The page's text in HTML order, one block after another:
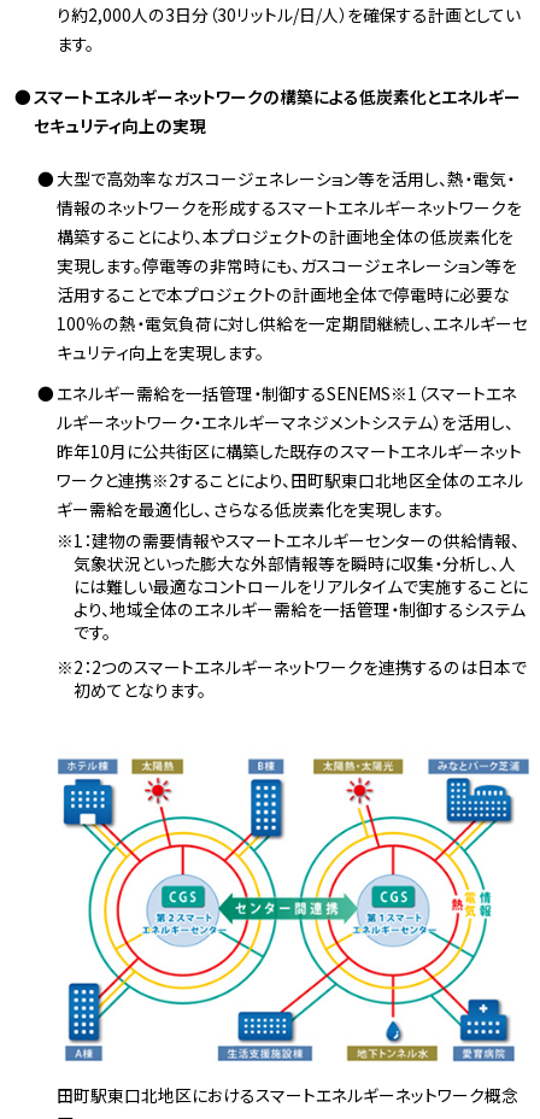
り約2,000人の3日分（30リットル/日/人）を確保する計画としてい
ます。
スマートエネルギーネットワークの構築による低炭素化とエネルギー
セキュリティ向上の実現
大型で高効率なガスコージェネレーション等を活用し、熱・電気・
情報のネットワークを形成するスマートエネルギーネットワークを
構築することにより、本プロジェクトの計画地全体の低炭素化を
実現します。停電等の非常時にも、ガスコージェネレーション等を
活用することで本プロジェクトの計画地全体で停電時に必要な
100％の熱・電気負荷に対し供給を一定期間継続し、エネルギーセ
キュリティ向上を実現します。
エネルギー需給を一括管理・制御するSENEMS※1（スマートエネ
ルギーネットワーク・エネルギーマネジメントシステム）を活用し、
昨年10月に公共街区に構築した既存のスマートエネルギーネット
ワークと連携※2することにより、田町駅東口北地区全体のエネル
ギー需給を最適化し、さらなる低炭素化を実現します。
1：建物の需要情報やスマートエネルギーセンターの供給情報、
気象状況といった膨大な外部情報等を瞬時に収集・分析し、人
には難しい最適なコントロールをリアルタイムで実施することに
より、地域全体のエネルギー需給を一括管理・制御するシステム
です。
2：2つのスマートエネルギーネットワークを連携するのは日本で
初めてとなります。
田町駅東口北地区におけるスマートエネルギーネットワーク概念